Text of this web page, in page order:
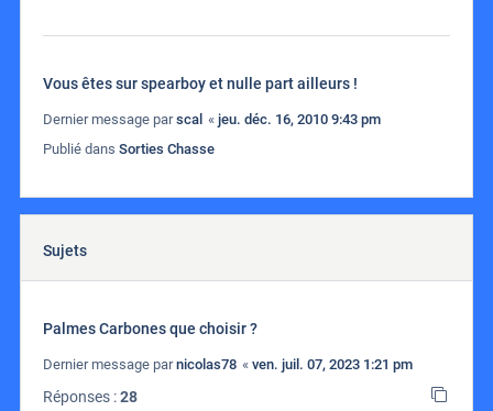
Vous êtes sur spearboy et nulle part ailleurs !
Dernier message parscal « jeu. déc. 16, 2010 9:43 pm
Publié dans Sorties Chasse
Sujets
Palmes Carbones que choisir ?
Dernier message parnicolas78 « ven. juil. 07, 2023 1:21 pm
Réponses :28